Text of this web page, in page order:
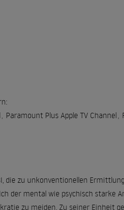
Paramount Plus Apple TV Channel
die zu unkonventionellen
der mental wie psychisch starke
zu meiden. Zu seiner Einheit